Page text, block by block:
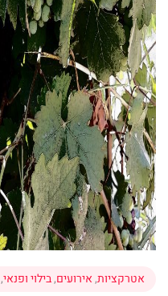
אטרקציות,אירועים,בילוי ופנאי,